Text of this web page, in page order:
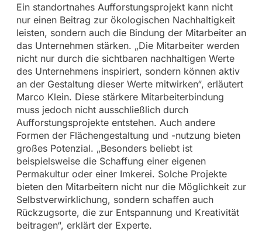
Ein standortnahes Aufforstungsprojekt kann nicht
nur einen Beitrag zur ökologischen Nachhaltigkeit
leisten, sondern auch die Bindung der Mitarbeiter an
das Unternehmen stärken. „Die Mitarbeiter werden
nicht nur durch die sichtbaren nachhaltigen Werte
des Unternehmens inspiriert, sondern können aktiv
an der Gestaltung dieser Werte mitwirken“, erläutert
Marco Klein. Diese stärkere Mitarbeiterbindung
muss jedoch nicht ausschließlich durch
Aufforstungsprojekte entstehen. Auch andere
Formen der Flächengestaltung und -nutzung bieten
großes Potenzial. „Besonders beliebt ist
beispielsweise die Schaffung einer eigenen
Permakultur oder einer Imkerei. Solche Projekte
bieten den Mitarbeitern nicht nur die Möglichkeit zur
Selbstverwirklichung, sondern schaffen auch
Rückzugsorte, die zur Entspannung und Kreativität
beitragen“, erklärt der Experte.